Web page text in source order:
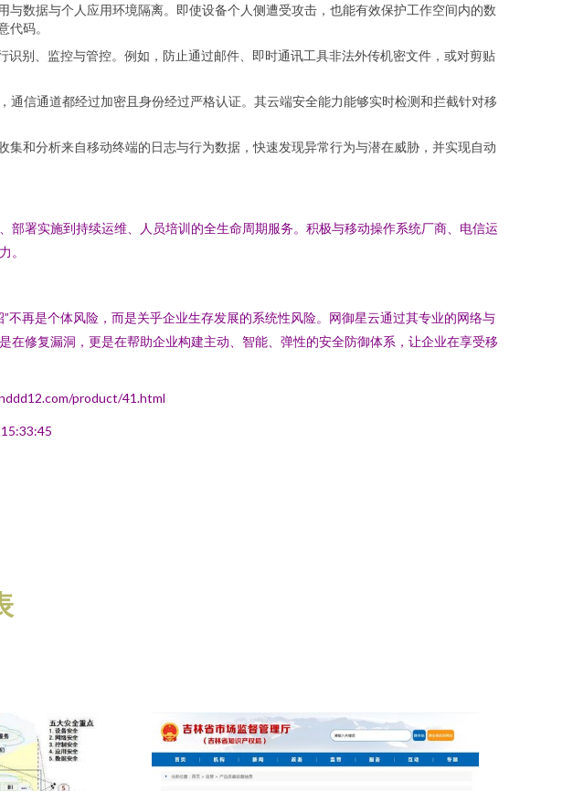
数据与个人应用环境隔离。即使设备个人侧遭受攻击，也能有效保护工作空间内的数
码。
别、监控与管控。例如，防止通过邮件、即时通讯工具非法外传机密文件，或对剪贴
信通道都经过加密且身份经过严格认证。其云端安全能力能够实时检测和拦截针对移
和分析来自移动终端的日志与行为数据，快速发现异常行为与潜在威胁，并实现自动
署实施到持续运维、人员培训的全生命周期服务。积极与移动操作系统厂商、电信运
。
再是个体风险，而是关乎企业生存发展的系统性风险。网御星云通过其专业的网络与
修复漏洞，更是在帮助企业构建主动、智能、弹性的安全防御体系，让企业在享受移
product/41.html